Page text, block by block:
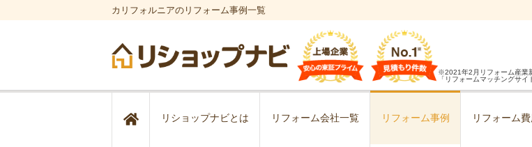
カリフォルニアのリフォーム事例一覧
※2021年2月リフォーム産業
「リフォームマッチングサ
リショップナビとは リフォーム会社一覧 リフォーム事例 リフォーム